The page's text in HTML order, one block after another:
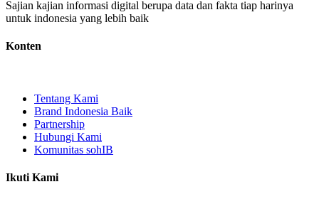
Sajian kajian informasi digital berupa data dan fakta tiap harinya
untuk indonesia yang lebih baik
Konten
Tentang Kami
Brand Indonesia Baik
Partnership
Hubungi Kami
Komunitas sohIB
Ikuti Kami